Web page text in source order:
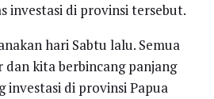
investasi di provinsi tersebut.
hari Sabtu lalu. Semua
dan kita berbincang panjang
investasi di provinsi Papua